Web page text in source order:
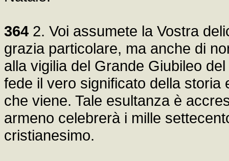
364 2. Voi assumete la Vostra
grazia particolare, ma anche di
alla vigilia del Grande Giubileo
fede il vero significato della storia
che viene. Tale esultanza è
armeno celebrerà i mille
cristianesimo.